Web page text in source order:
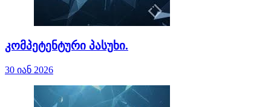
კომპეტენტური პასუხი.
30 იან 2026